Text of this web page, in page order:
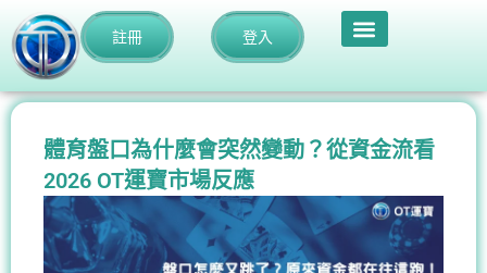
註冊 登入
體育盤口為什麼會突然變動？從資金流看
2026 OT運寶市場反應